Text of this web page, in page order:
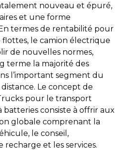
nouveau et épuré,
et une forme
termes de rentabilité pour
flottes, le camion électrique
de nouvelles normes,
terme la majorité des
l’important segment du
Le concept de
pour le transport
batteries consiste à offrir aux
globale comprenant la
le conseil,
recharge et les services.